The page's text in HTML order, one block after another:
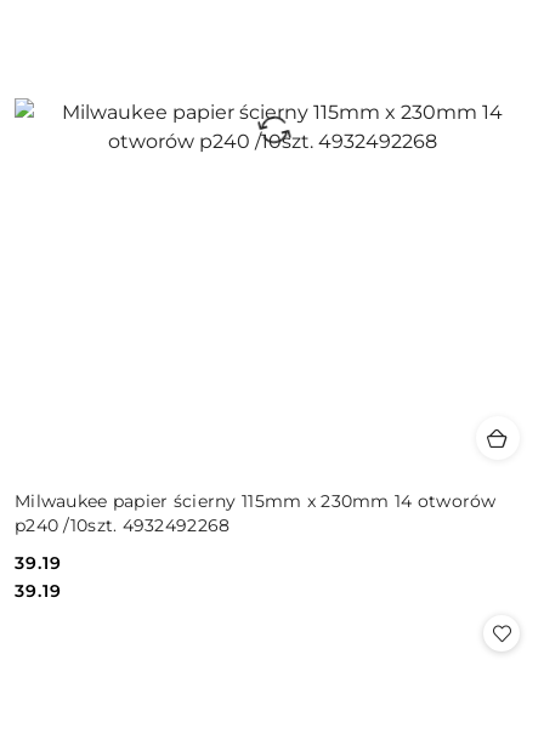
Milwaukee papier ścierny 115mm x 230mm 14 otworów
p240 /10szt. 4932492268
Cena:
39.19
Cena:
39.19